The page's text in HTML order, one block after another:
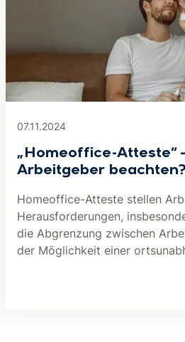
07.11.2024
„Homeoffice-Atteste“
Arbeitgeber beachten?
Homeoffice-Atteste stellen
Herausforderungen,
die Abgrenzung zwischen
der Möglichkeit einer